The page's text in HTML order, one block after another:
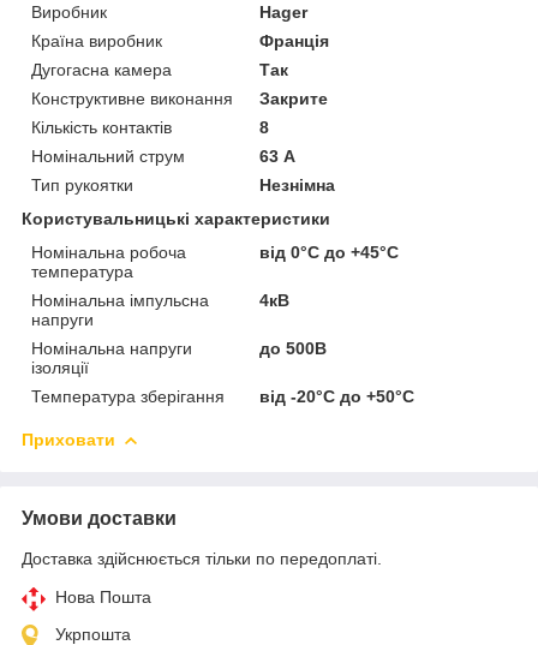
Виробник
Hager
Країна виробник
Франція
Дугогасна камера
Так
Конструктивне виконання
Закрите
Кількість контактів
8
Номінальний струм
63 А
Тип рукоятки
Незнімна
Користувальницькі характеристики
Номінальна робоча
температура
від 0°C до +45°C
Номінальна імпульсна
напруги
4кВ
Номінальна напруги
ізоляції
до 500В
Температура зберігання від -20°C до +50°C
Приховати
Умови доставки
Доставка здійснюється тільки по передоплаті.
Нова Пошта
Укрпошта